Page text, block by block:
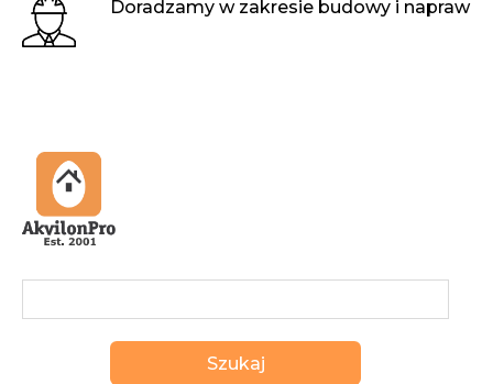
Doradzamy w zakresie budowy i napraw
Szukaj